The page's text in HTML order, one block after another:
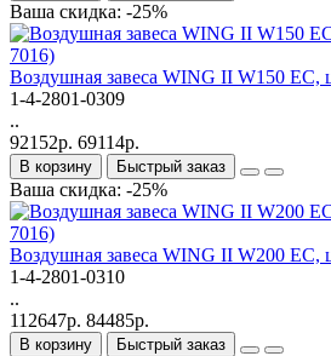
Ваша скидка: -25%
Bоздушная завеса WING II W150 EC,
1-4-2801-0309
..
92152р. 69114р.
В корзину Быстрый заказ
Ваша скидка: -25%
Bоздушная завеса WING II W200 EC,
1-4-2801-0310
..
112647р. 84485р.
В корзину Быстрый заказ